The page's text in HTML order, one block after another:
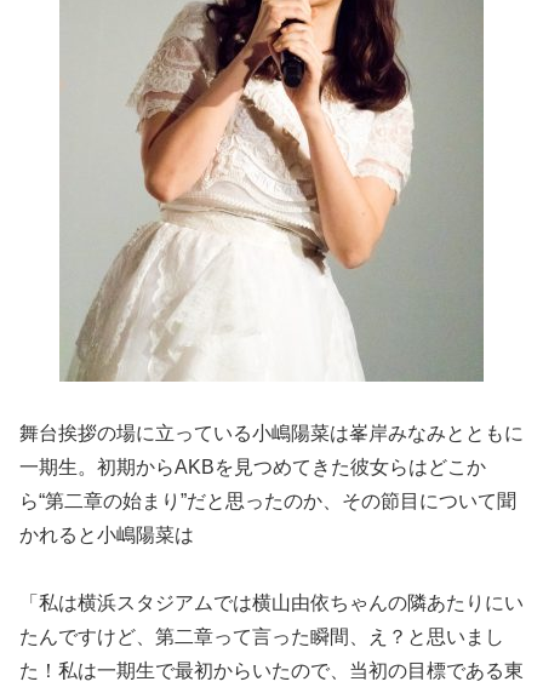
舞台挨拶の場に立っている小嶋陽菜は峯岸みなみとともに
一期生。初期からAKBを見つめてきた彼女らはどこか
ら“第二章の始まり”だと思ったのか、その節目について聞
かれると小嶋陽菜は
「私は横浜スタジアムでは横山由依ちゃんの隣あたりにい
たんですけど、第二章って言った瞬間、え？と思いまし
た！私は一期生で最初からいたので、当初の目標である東